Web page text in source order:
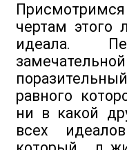
чертам этого
идеала.
равного
ни в какой
всех